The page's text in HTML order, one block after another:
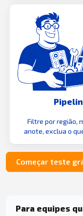
Filtre por região,
anote, exclua o
Começar teste
Para equipes